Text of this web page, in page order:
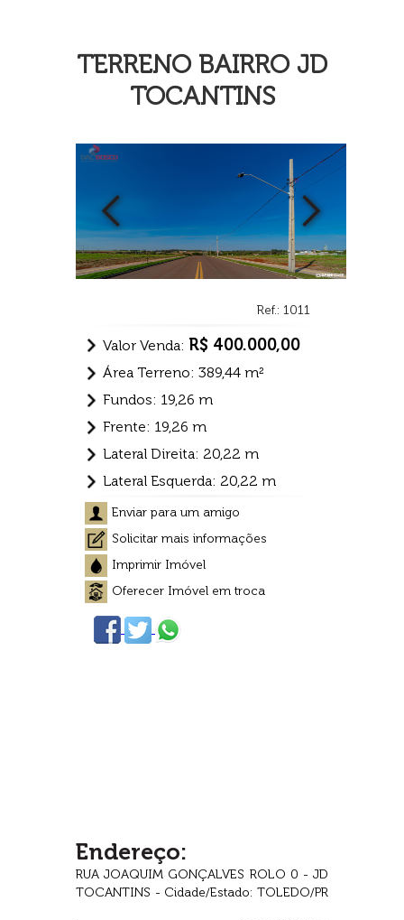
TERRENO BAIRRO JD
TOCANTINS
Ref.: 1011
Valor Venda: R$ 400.000,00
Área Terreno: 389,44 m²
Fundos: 19,26 m
Frente: 19,26 m
Lateral Direita: 20,22 m
Lateral Esquerda: 20,22 m
Enviar para um amigo
Solicitar mais informações
Imprimir Imóvel
Oferecer Imóvel em troca
Endereço:
RUA JOAQUIM GONÇALVES ROLO 0 - JD
TOCANTINS - Cidade/Estado: TOLEDO/PR